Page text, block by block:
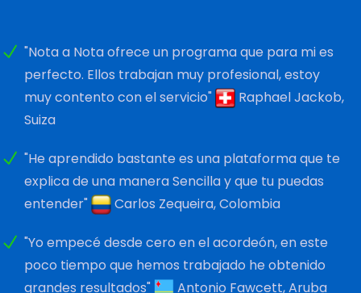
"Nota a Nota ofrece un programa que para mi es
perfecto. Ellos trabajan muy profesional, estoy
muy contento con el servicio"
Raphael Jackob,
Suiza
"He aprendido bastante es una plataforma que te
explica de una manera Sencilla y que tu puedas
entender"
Carlos Zequeira, Colombia
"Yo empecé desde cero en el acordeón, en este
poco tiempo que hemos trabajado he obtenido
grandes resultados"
Antonio Fawcett, Aruba